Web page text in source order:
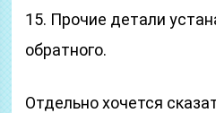
15. Прочие детали
обратного.
Отдельно хочется